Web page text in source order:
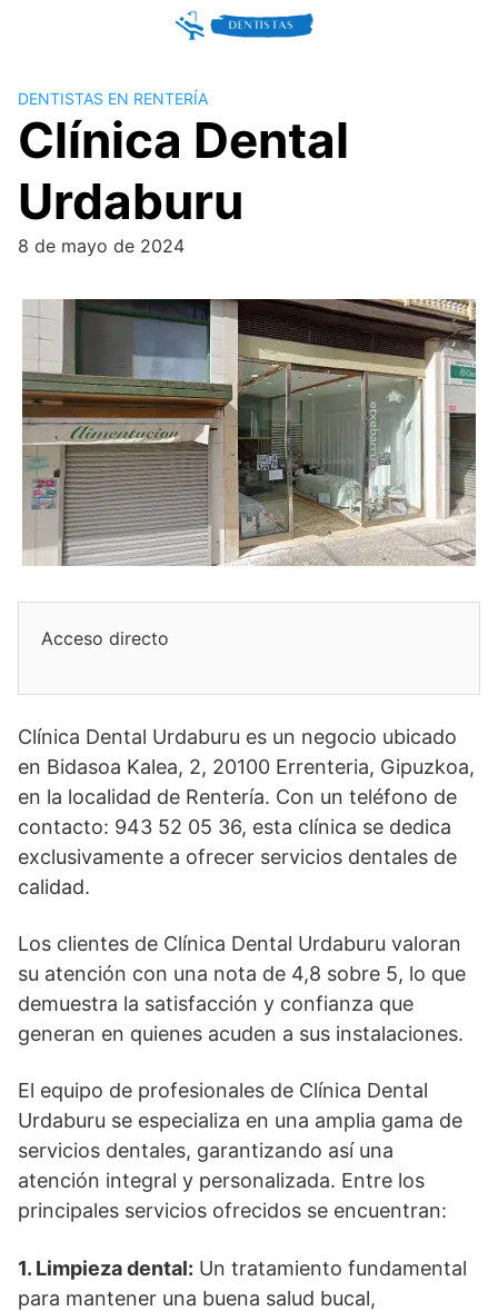
DENTISTAS EN RENTERÍA
Clínica Dental
Urdaburu
8 de mayo de 2024
Acceso directo
Clínica Dental Urdaburu es un negocio ubicado
en Bidasoa Kalea, 2, 20100 Errenteria, Gipuzkoa,
en la localidad de Rentería. Con un teléfono de
contacto: 943 52 05 36, esta clínica se dedica
exclusivamente a ofrecer servicios dentales de
calidad.
Los clientes de Clínica Dental Urdaburu valoran
su atención con una nota de 4,8 sobre 5, lo que
demuestra la satisfacción y confianza que
generan en quienes acuden a sus instalaciones.
El equipo de profesionales de Clínica Dental
Urdaburu se especializa en una amplia gama de
servicios dentales, garantizando así una
atención integral y personalizada. Entre los
principales servicios ofrecidos se encuentran:
1. Limpieza dental: Un tratamiento fundamental
para mantener una buena salud bucal,